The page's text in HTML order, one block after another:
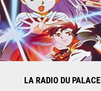
LA RADIO DU PALACE